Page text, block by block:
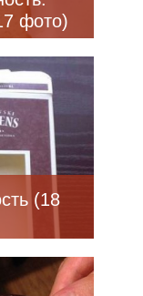
фото)
(18